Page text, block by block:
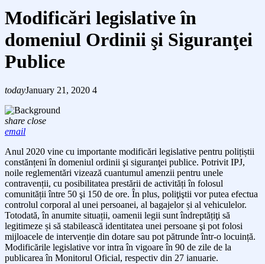
Modificări legislative în
domeniul Ordinii şi Siguranţei
Publice
todayJanuary 21, 2020 4
share close
email
Anul 2020 vine cu importante modificări legislative pentru polițiștii
constănțeni în domeniul ordinii şi siguranţei publice. Potrivit IPJ,
noile reglementări vizează cuantumul amenzii pentru unele
contravenții, cu posibilitatea prestării de activități în folosul
comunității între 50 şi 150 de ore. În plus, poliţiştii vor putea efectua
controlul corporal al unei persoanei, al bagajelor și al vehiculelor.
Totodată, în anumite situații, oamenii legii suntîndreptățiţi să
legitimeze și să stabilească identitatea unei persoane şi pot folosi
mijloacele de intervenție din dotare sau pot pătrunde într-o locuință.
Modificările legislative vor intra în vigoare în 90 de zile de la
publicarea în Monitorul Oficial, respectiv din 27 ianuarie.